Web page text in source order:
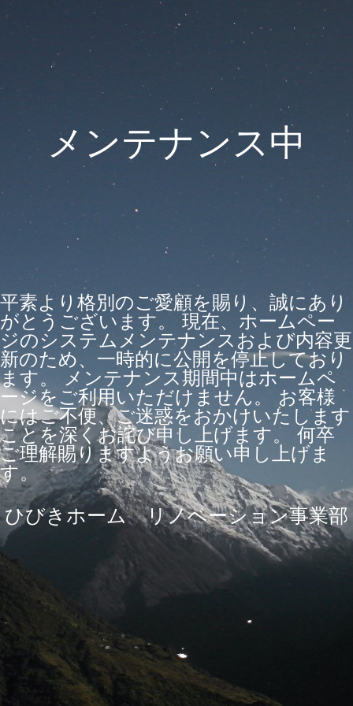
メンテナンス中
平素より格別のご愛顧を賜り、誠にあり
がとうございます。 現在、ホームペー
ジのシステムメンテナンスおよび内容更
新のため、一時的に公開を停止しており
ます。 メンテナンス期間中はホームペ
ージをご利用いただけません。 お客様
にはご不便、ご迷惑をおかけいたします
ことを深くお詫び申し上げます。 何卒
ご理解賜りますようお願い申し上げま
す。
ひびきホーム リノベーション事業部